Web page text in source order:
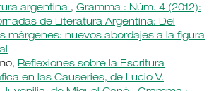
argentina , Gramma : Núm. 4 (2012):
de Literatura Argentina: Del
márgenes: nuevos abordajes a la figura
Reflexiones sobre la Escritura
en las Causeries, de Lucio V.